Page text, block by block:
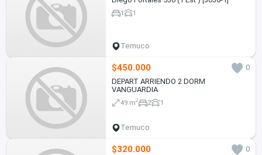
1 1
Temuco
$450.000
0
DEPART ARRIENDO 2 DORM
VANGUARDIA
49 m2 2 1
Temuco
$320.000
0